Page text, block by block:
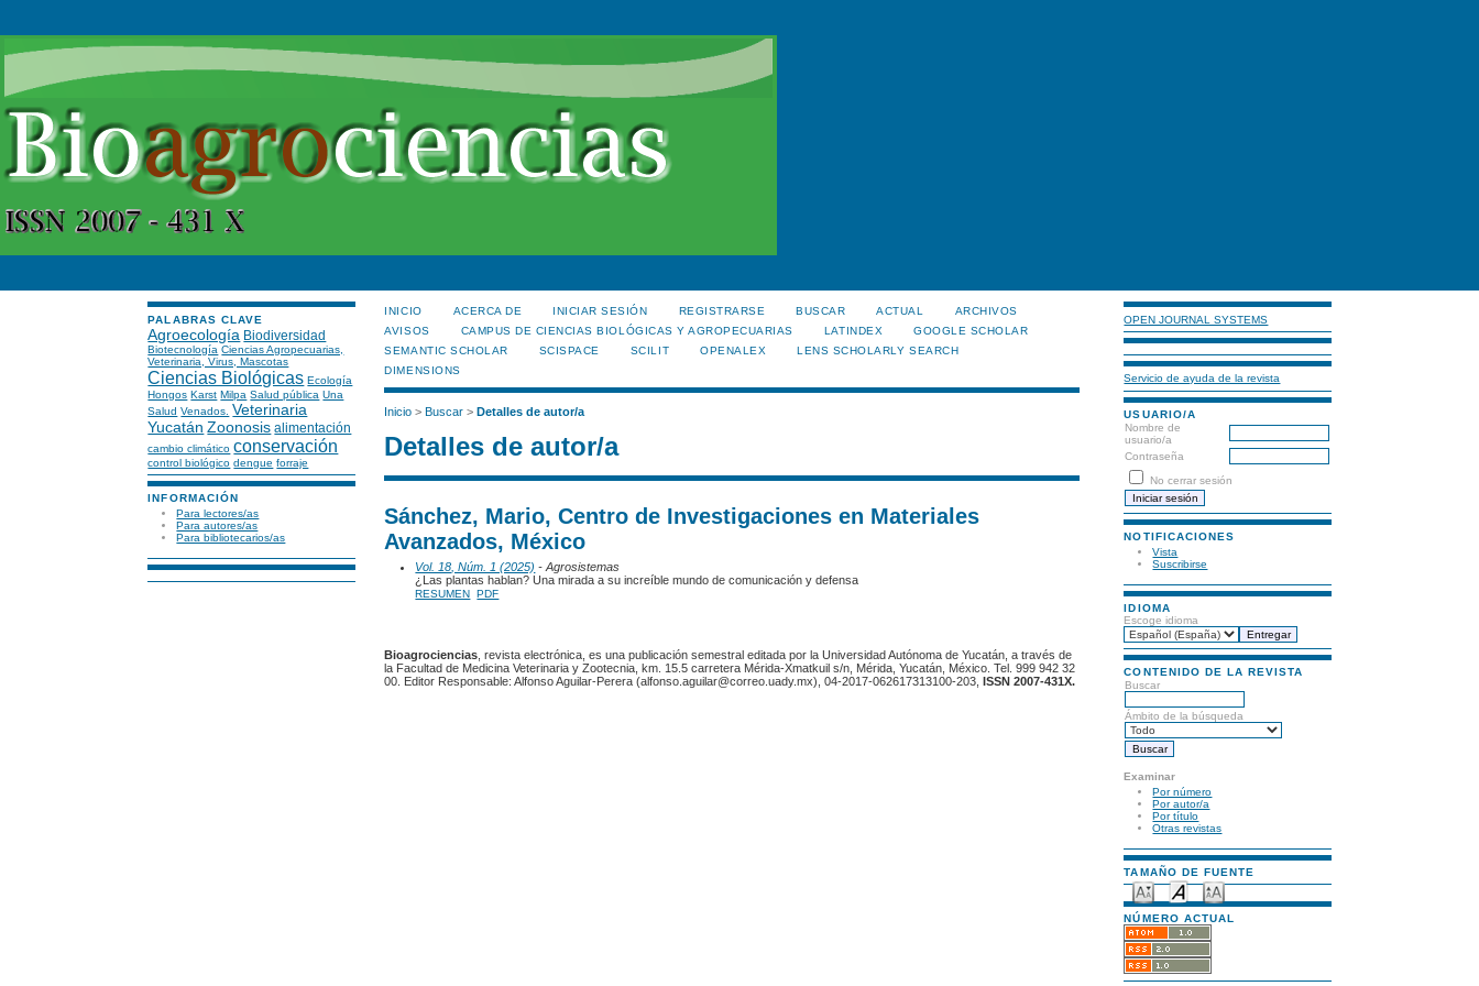
PALABRAS CLAVE
Agroecología Biodiversidad
Biotecnología Ciencias Agropecuarias,
Veterinaria, Virus, Mascotas
Ciencias Biológicas Ecología
Hongos Karst Milpa Salud pública Una
Salud Venados. Veterinaria
Yucatán Zoonosis alimentación
cambio climático conservación
control biológico dengue forraje
INFORMACIÓN
Para lectores/as
Para autores/as
Para bibliotecarios/as
OPEN JOURNAL SYSTEMS
Servicio de ayuda de la revista
USUARIO/A
Nombre de
usuario/a
Contraseña
No cerrar sesión
NOTIFICACIONES
Vista
Suscribirse
IDIOMA
Escoge idioma
CONTENIDO DE LA REVISTA
Buscar
Ámbito de la búsqueda
Examinar
Por número
Por autor/a
Por título
Otras revistas
TAMAÑO DE FUENTE
NÚMERO ACTUAL
INICIO ACERCA DE INICIAR SESIÓN REGISTRARSE BUSCAR ACTUAL
ARCHIVOS
AVISOS
CAMPUS DE CIENCIAS BIOLÓGICAS Y AGROPECUARIAS LATINDEX
GOOGLE SCHOLAR
SEMANTIC SCHOLAR
SCISPACE SCILIT OPENALEX
LENS SCHOLARLY SEARCH
DIMENSIONS
Inicio >Buscar >Detalles de autor/a
Detalles de autor/a
Sánchez, Mario, Centro de Investigaciones en Materiales
Avanzados, México
Vol. 18, Núm. 1 (2025) - Agrosistemas
¿Las plantas hablan? Una mirada a su increíble mundo de comunicación y defensa
RESUMEN PDF
Bioagrociencias , revista electrónica, es una publicación semestral editada por la Universidad Autónoma de Yucatán, a través de
la Facultad de Medicina Veterinaria y Zootecnia, km. 15.5 carretera Mérida-Xmatkuil s/n, Mérida, Yucatán, México. Tel. 999 942 32
00. Editor Responsable: Alfonso Aguilar-Perera (alfonso.aguilar@correo.uady.mx), 04-2017-062617313100-203,ISSN 2007-431X.